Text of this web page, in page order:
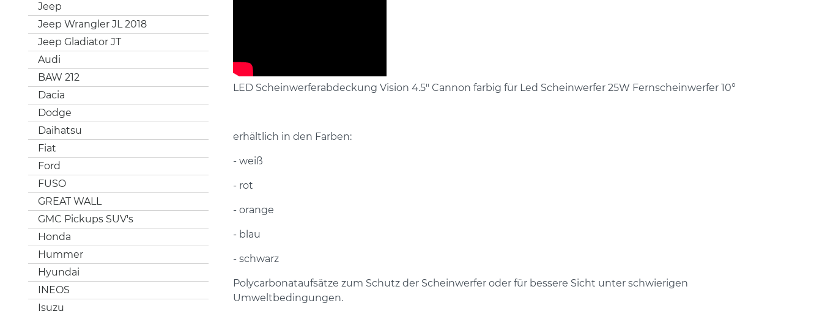
Jeep
Jeep Wrangler JL 2018
Jeep Gladiator JT
Audi
BAW 212
Dacia
Dodge
Daihatsu
Fiat
Ford
FUSO
GREAT WALL
GMC Pickups SUV's
Honda
Hummer
Hyundai
INEOS
Isuzu
LED Scheinwerferabdeckung Vision 4.5" Cannon farbig für Led Scheinwerfer 25W Fernscheinwerfer 10°
erhältlich in den Farben:
- weiß
- rot
- orange
- blau
- schwarz
Polycarbonataufsätze zum Schutz der Scheinwerfer oder für bessere Sicht unter schwierigen
Umweltbedingungen.